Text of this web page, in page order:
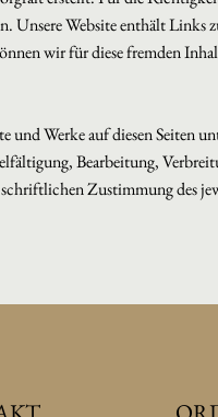
Website enthält Links
wir für diese fremden
Werke auf diesen Seiten
Bearbeitung,
Zustimmung des